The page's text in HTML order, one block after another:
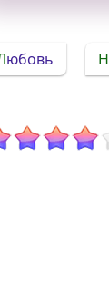
Любовь